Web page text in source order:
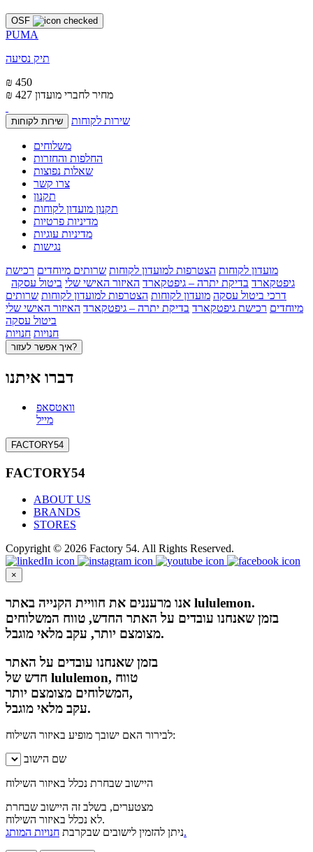
OSF
PUMA
תיק נסיעה
₪ 450
₪ 427 מחיר לחברי מועדון
שירות לקוחות שירות לקוחות
משלוחים
החלפות והחזרות
שאלות נפוצות
צרו קשר
תקנון
תקנון מועדון לקוחות
מדיניות פרטיות
מדיניות עוגיות
נגישות
מועדון לקוחות הצטרפות למועדון לקוחות שרותים מיוחדים רכישת
גיפטקארד בדיקת יתרה – גיפטקארד האיזור האישי שלי ביטול עסקה
דרכי ביטול עסקה מועדון לקוחות הצטרפות למועדון לקוחות שרותים
מיוחדים רכישת גיפטקארד בדיקת יתרה – גיפטקארד האיזור האישי שלי
ביטול עסקה
חנויות חנויות
איך אפשר לעזור?
דברו איתנו
וואטסאפ
מייל
FACTORY54
FACTORY54
ABOUT US
BRANDS
STORES
Copyright © 2026 Factory 54. All Rights Reserved.
×
אנו מרעננים את חוויית הקנייה באתר lululemon.
בזמן שאנחנו עובדים על האתר החדש, טווח המשלוחים
מצומצם יותר, עקב מלאי מוגבל.
בזמן שאנחנו עובדים על האתר
חדש של lululemon, טווח
המשלוחים מצומצם יותר,
עקב מלאי מוגבל.
לבירור האם ישובך מופיע באיזור השילוח:
שם הישוב
היישוב שבחרת נכלל באיזור השילוח
מצטערים, בשלב זה היישוב שבחרת
לא נכלל באיזור השילוח.
ניתן להזמין לישובים שבקרבתחנויות המותג.